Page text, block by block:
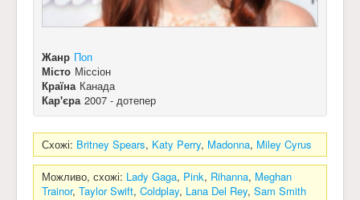
Жанр Поп
Місто Міссіон
Країна Канада
Кар'єра 2007 - дотепер
Схожі: Britney Spears, Katy Perry, Madonna, Miley Cyrus
Можливо, схожі: Lady Gaga, Pink, Rihanna, Meghan
Trainor, Taylor Swift, Coldplay, Lana Del Rey, Sam Smith